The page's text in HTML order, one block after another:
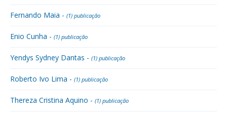
Fernando Maia - (1) publicação
Enio Cunha - (1) publicação
Yendys Sydney Dantas - (1) publicação
Roberto Ivo Lima - (1) publicação
Thereza Cristina Aquino - (1) publicação